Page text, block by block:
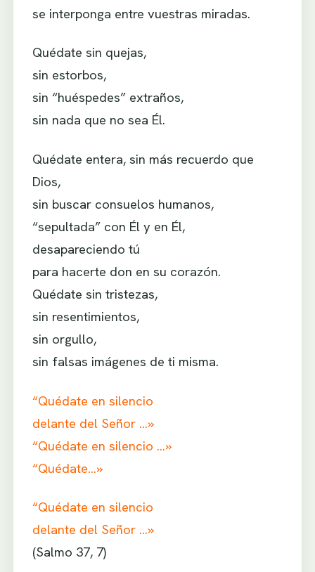
se interponga entre vuestras miradas.
Quédate sin quejas,
sin estorbos,
sin “huéspedes” extraños,
sin nada que no sea Él.
Quédate entera, sin más recuerdo que
Dios,
sin buscar consuelos humanos,
“sepultada” con Él y en Él,
desapareciendo tú
para hacerte don en su corazón.
Quédate sin tristezas,
sin resentimientos,
sin orgullo,
sin falsas imágenes de ti misma.
“Quédate en silencio
delante del Señor …»
“Quédate en silencio …»
“Quédate…»
“Quédate en silencio
delante del Señor …»
(Salmo 37, 7)